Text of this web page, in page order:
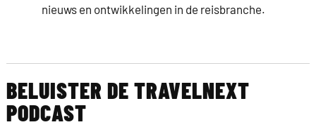
nieuws en ontwikkelingen in de reisbranche.
BELUISTER DE TRAVELNEXT
PODCAST